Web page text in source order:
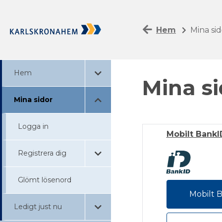
Hem
Mina sidor
Logga in
Registrera dig
Glömt lösenord
Ledigt just nu
Hem Mina
Mina
Mobilt
Mobilt